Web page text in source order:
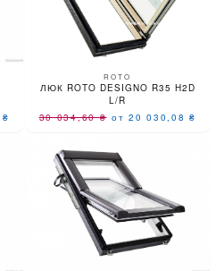
₴
ROTO
ЛЮК ROTO DESIGNO R35 H2D
L/R
30 034,60₴ от 20 030,08₴